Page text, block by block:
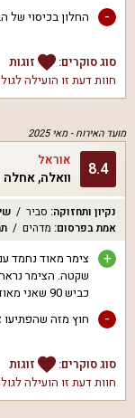
- החלון בכיסוי של
סוג סוקרים:
זוגות
חוות דעת זו הועילה ל
מועד האירוח -מאי 2025
8.4 אוראל
וואלה, אחלה
נקיון ותחזוקה: סביר
אמת בפרסום: מדהים
+
צימר מאוד נחמד
שקטה. הצימר
כביש 90 שאני מאוד אוהב.
- חוץ מזה שהפתיעו
סוג סוקרים:
זוגות
חוות דעת זו הועילה ל